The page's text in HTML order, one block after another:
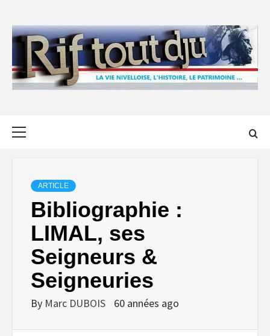
content
ARTICLE
Bibliographie :
LIMAL, ses
Seigneurs &
Seigneuries
By Marc DUBOIS 60 années ago